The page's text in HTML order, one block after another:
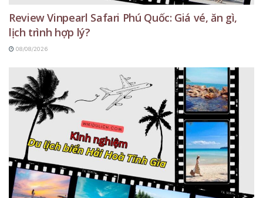
Review Vinpearl Safari Phú Quốc: Giá vé, ăn gì,
lịch trình hợp lý?
08/08/2026